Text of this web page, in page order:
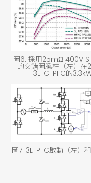
圖6. 採用25mΩ 400V
的交錯圖騰柱（左）在
3LFC-PFC的
圖7. 3L-PFC啟動（左）